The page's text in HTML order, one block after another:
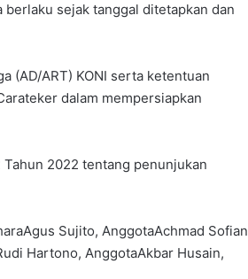
sejak tanggal ditetapkan dan
(AD/ART) KONI serta ketentuan
dalam mempersiapkan
Tahun 2022 tentang penunjukan
Sujito, AnggotaAchmad Sofian
Hartono, AnggotaAkbar Husain,